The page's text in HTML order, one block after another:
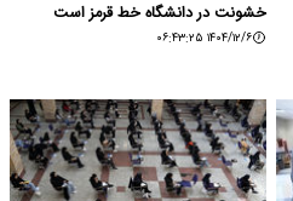
خشونت در دانشگاه خط قرمز است
۱۴۰۴/۱۲/۶ ۰۶:۴۳:۲۵